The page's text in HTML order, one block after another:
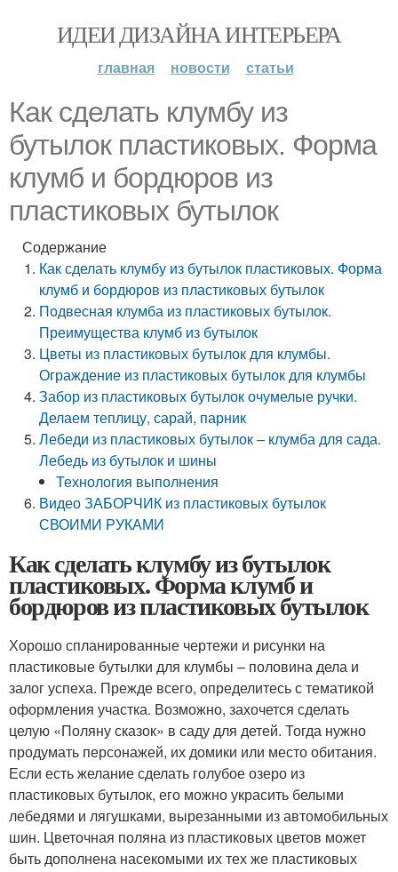
ИДЕИ ДИЗАЙНА ИНТЕРЬЕРА
главная новости статьи
Как сделать клумбу из
бутылок пластиковых. Форма
клумб и бордюров из
пластиковых бутылок
Содержание
Как сделать клумбу из бутылок пластиковых. Форма
клумб и бордюров из пластиковых бутылок
Подвесная клумба из пластиковых бутылок.
Преимущества клумб из бутылок
Цветы из пластиковых бутылок для клумбы.
Ограждение из пластиковых бутылок для клумбы
Забор из пластиковых бутылок очумелые ручки.
Делаем теплицу, сарай, парник
Лебеди из пластиковых бутылок – клумба для сада.
Лебедь из бутылок и шины
Технология выполнения
Видео ЗАБОРЧИК из пластиковых бутылок
СВОИМИ РУКАМИ
Как сделать клумбу из бутылок
пластиковых. Форма клумб и
бордюров из пластиковых бутылок
Хорошо спланированные чертежи и рисунки на
пластиковые бутылки для клумбы – половина дела и
залог успеха. Прежде всего, определитесь с тематикой
оформления участка. Возможно, захочется сделать
целую «Поляну сказок» в саду для детей. Тогда нужно
продумать персонажей, их домики или место обитания.
Если есть желание сделать голубое озеро из
пластиковых бутылок, его можно украсить белыми
лебедями и лягушками, вырезанными из автомобильных
шин. Цветочная поляна из пластиковых цветов может
быть дополнена насекомыми их тех же пластиковых